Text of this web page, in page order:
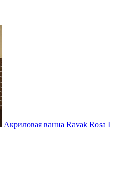
Акриловая ванна Ravak Rosa I